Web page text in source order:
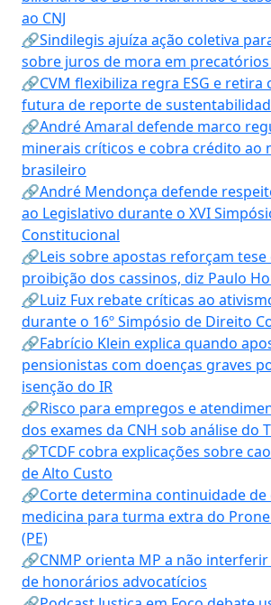
ao CNJ
🔗Sindilegis ajuíza ação coletiva
sobre juros de mora em precatórios
🔗CVM flexibiliza regra ESG e retira
futura de reporte de
🔗André Amaral defende marco
minerais críticos e cobra crédito ao
brasileiro
🔗André Mendonça defende
ao Legislativo durante o XVI
Constitucional
🔗Leis sobre apostas reforçam
proibição dos cassinos, diz Paulo
🔗Luiz Fux rebate críticas ao
durante o 16º Simpósio de Direito
🔗Fabrício Klein explica quando
pensionistas com doenças graves
isenção do IR
🔗Risco para empregos e
dos exames da CNH sob análise do
🔗TCDF cobra explicações sobre
de Alto Custo
🔗Corte determina continuidade de
medicina para turma extra do
(PE)
🔗CNMP orienta MP a não
de honorários advocatícios